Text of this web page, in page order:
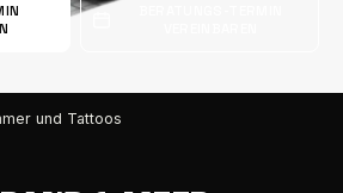
und Tattoos